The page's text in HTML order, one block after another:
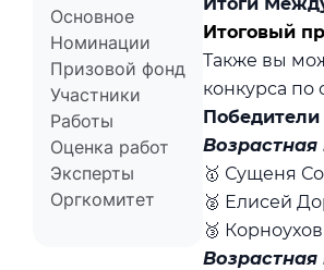
Основное
Номинации
Призовой фонд
Участники
Работы
Оценка работ
Эксперты
Оргкомитет
Итоговый
Также вы
конкурса по
Возрастная
🥇 Сущеня
🥈 Елисей
🥉
Возрастная